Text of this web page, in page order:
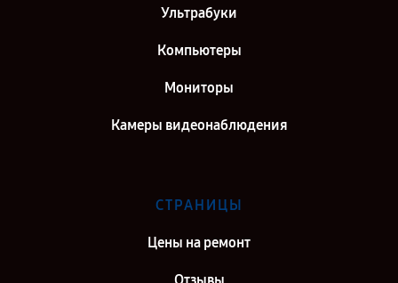
Ультрабуки
Компьютеры
Мониторы
Камеры видеонаблюдения
СТРАНИЦЫ
Цены на ремонт